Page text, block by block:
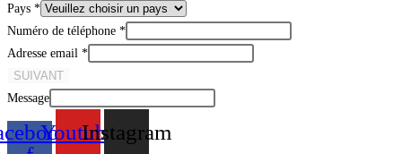
Pays *
Numéro de téléphone *
Adresse email *
SUIVANT
Message
YoutubeInstagram